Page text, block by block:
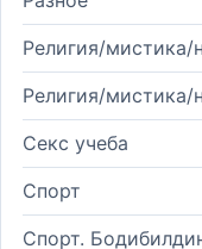
Религия/мистика/
Религия/мистика/
Секс учеба
Спорт
Спорт.